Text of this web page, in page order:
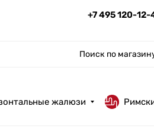
+7 495 120-12-
Поиск по
жалюзи